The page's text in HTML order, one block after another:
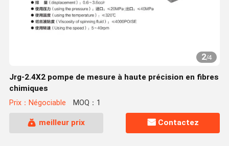
2/4
Jrg-2.4X2 pompe de mesure à haute précision en fibres
chimiques
Prix：Négociable MOQ：1
meilleur prix Contactez